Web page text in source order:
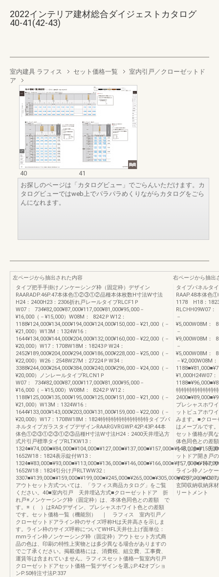
2022インテリア建材総合ダイジェストカタログ
40-41(42-43)
室内建具 ラフィス セット価格一覧
室内引戸／クローゼットド
ア
40
41
お探しのページは「カタログビュー」でごらんいただけます。カ
タログビューではweb上でパラパラめくりながらカタログをごら
んになれます。
左ページから抽出された内容
タイプ把手手掛けノンケーシング枠（固定枠）デザイン
RAARADP.46P.47本体色①②③①②品種本体枚数H寸法W寸法
H24：2400H23：2306折れ戸レールタイプRLCF1Ｐ
W07： 734¥82,000¥87,000¥117,000¥81,000¥95,000－
¥16,000（－¥15,000）W08M： 8242ＰW12：
1188¥124,000¥134,000¥194,000¥124,000¥150,000－¥21,000（－
¥21,000）W13M：1324W16：
1644¥134,000¥144,000¥204,000¥132,000¥160,000－¥22,000（－
¥20,000）W17：1708W18M：18243ＰW24：
2452¥189,000¥204,000¥294,000¥186,000¥228,000－¥25,000（－
¥22,000）W26：2548W27M：27224ＰW34：
3388¥244,000¥264,000¥384,000¥240,000¥296,000－¥24,000（－
¥20,000）ノンレールタイプRLCN1Ｐ
W07： 734¥82,000¥87,000¥117,000¥81,000¥95,000－
¥16,000（－¥15,000）W08M： 8242ＰW12：
1188¥125,000¥135,000¥195,000¥125,000¥151,000－¥21,000（－
¥21,000）W13M：1324W16：
1644¥133,000¥143,000¥203,000¥131,000¥159,000－¥22,000（－
¥20,000）W17：1708W18M：1824特特特特特特特特特タイプパ
ネルタイプガラスタイプデザインRAARGVRGWP.42P.43P.44本
体色①②③①②③①②③品種H寸法W寸法H24：2400天井埋込方
式片引戸標準タイプRLTKW13：
1652W18：1824表示錠付W13：
1652W18：1824引分け戸RLTWW32：
アウトセット方式ついては、「ラフィス商品カタログ」をご覧
ください。40■室内引戸 天井埋込方式■クローゼットドア 折
れ戸※ノンケーシング枠（固定枠）は、本体色同色との差額 で
す。※（ ）はRADデザイン、プレシャスホワイト色との差額
です。セット価格一覧（機能別） ｜ ラフィス 室内引戸／
クローゼットドアライン枠のサイズ呼称Hは天井高さを示しま
す。ライン枠のサイズ呼称についてWHFL天井仕上げ面単位：
mmライン枠ノンケーシング枠（固定枠）アウトセット方式商
品の色は、印刷の特性上実物とは多少異なる場合がありますの
でご了承ください。掲載価格には、消費税、組立費、工事費、
運賃等は含まれていません。ラフィスセット価格一覧室内引戸
クローゼットドアセット価格一覧デザインを選ぶP.42オプショ
ンP.50特注寸法P.337
右ページから抽出
タイプパネルタ
RAAP.48本体
1178 H18：
RLCHH09W07：
－
¥5,000W08M：
－
¥9,000W08M：
－
¥5,000W08M：
－¥2,000W08M
¥1,000H24W07
特特特特特特特
プレシャスホワ
ットピュアホワ
みます。■クロ
はメープルです
セット価格が異
体色同色との差
を示します。天
ットドア開き戸
す。ライン枠の
ライン枠ノンケ
サSラシッサDパ
玄関収納収納床
リートメント